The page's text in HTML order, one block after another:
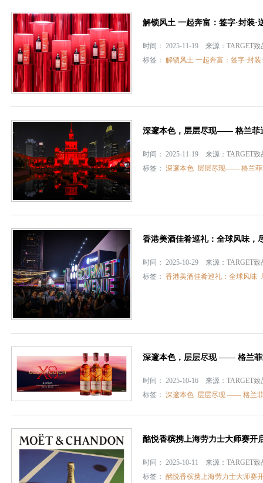
解锁风土 一起奔富：签字·封装·
时间： 2025-11-19 来源： TARGET致
标签： 解锁风土 一起奔富：签字·封装
深邃本色，层层尽现—— 格兰菲
时间： 2025-11-19 来源： TARGET致
标签： 深邃本色 层层尽现—— 格兰菲
香港美酒佳肴巡礼：全球风味，
时间： 2025-10-29 来源： TARGET致
标签： 香港美酒佳肴巡礼：全球风味
深邃本色，层层尽现 —— 格兰菲
时间： 2025-10-16 来源： TARGET致
标签： 深邃本色 层层尽现 —— 格兰
酩悦香槟携上海劳力士大师赛开
时间： 2025-10-11 来源： TARGET致
标签： 酩悦香槟携上海劳力士大师赛